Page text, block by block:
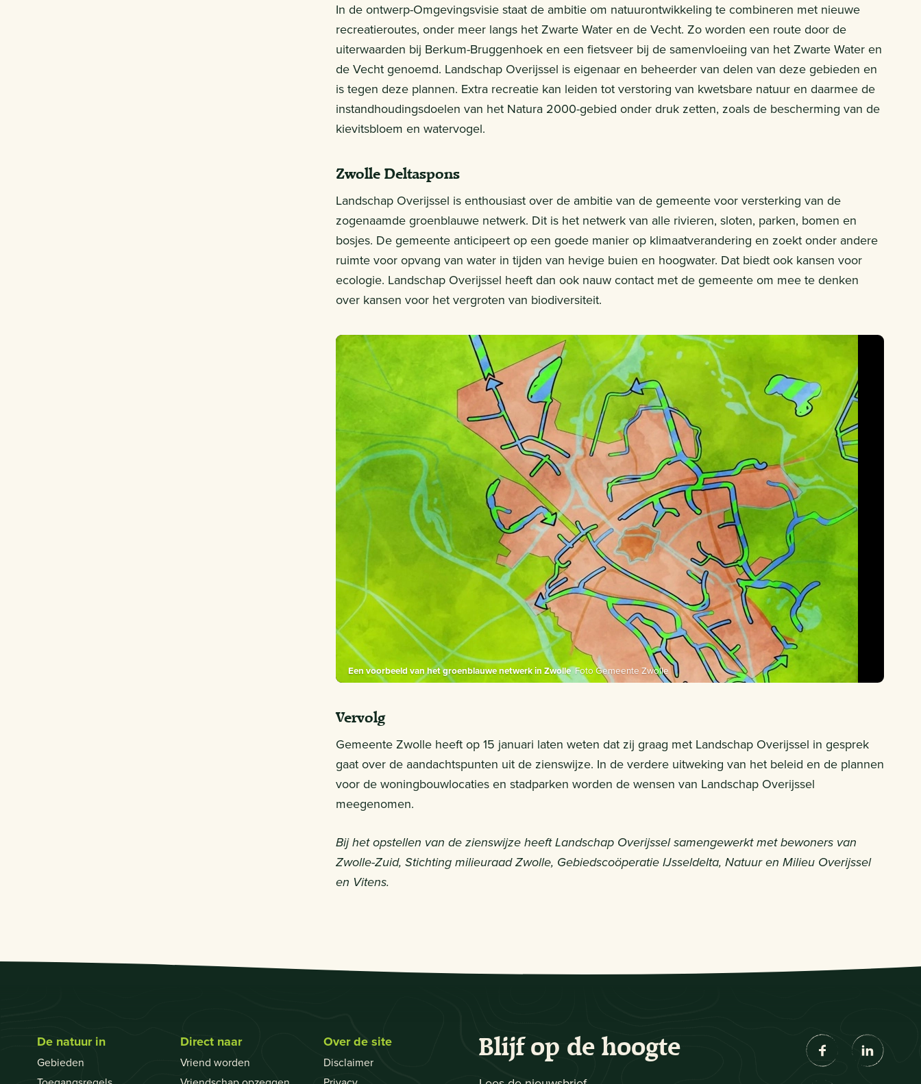
In de ontwerp-Omgevingsvisie staat de ambitie om natuurontwikkeling te combineren met nieuwe
recreatieroutes, onder meer langs het Zwarte Water en de Vecht. Zo worden een route door de
uiterwaarden bij Berkum-Bruggenhoek en een fietsveer bij de samenvloeiing van het Zwarte Water en
de Vecht genoemd. Landschap Overijssel is eigenaar en beheerder van delen van deze gebieden en
is tegen deze plannen. Extra recreatie kan leiden tot verstoring van kwetsbare natuur en daarmee de
instandhoudingsdoelen van het Natura 2000-gebied onder druk zetten, zoals de bescherming van de
kievitsbloem en watervogel.
Zwolle Deltaspons
Landschap Overijssel is enthousiast over de ambitie van de gemeente voor versterking van de
zogenaamde groenblauwe netwerk. Dit is het netwerk van alle rivieren, sloten, parken, bomen en
bosjes. De gemeente anticipeert op een goede manier op klimaatverandering en zoekt onder andere
ruimte voor opvang van water in tijden van hevige buien en hoogwater. Dat biedt ook kansen voor
ecologie. Landschap Overijssel heeft dan ook nauw contact met de gemeente om mee te denken
over kansen voor het vergroten van biodiversiteit.
Een voorbeeld van het groenblauwe netwerk in ZwolleFoto Gemeente Zwolle
Vervolg
Gemeente Zwolle heeft op 15 januari laten weten dat zij graag met Landschap Overijssel in gesprek
gaat over de aandachtspunten uit de zienswijze. In de verdere uitweking van het beleid en de plannen
voor de woningbouwlocaties en stadparken worden de wensen van Landschap Overijssel
meegenomen.
Bij het opstellen van de zienswijze heeft Landschap Overijssel samengewerkt met bewoners van
Zwolle-Zuid, Stichting milieuraad Zwolle, Gebiedscoöperatie IJsseldelta, Natuur en Milieu Overijssel
en Vitens.
De natuur in
Gebieden
Direct naar
Vriend worden
Over de site
Disclaimer
Blijf op de hoogte